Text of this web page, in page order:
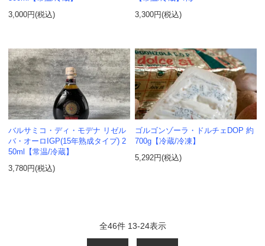
3,000円(税込)
3,300円(税込)
バルサミコ・ディ・モデナ リゼル
バ・オーロIGP(15年熟成タイプ) 2
50ml【常温/冷蔵】
3,780円(税込)
ゴルゴンゾーラ・ドルチェDOP 約
700g【冷蔵/冷凍】
5,292円(税込)
全46件 13-24表示